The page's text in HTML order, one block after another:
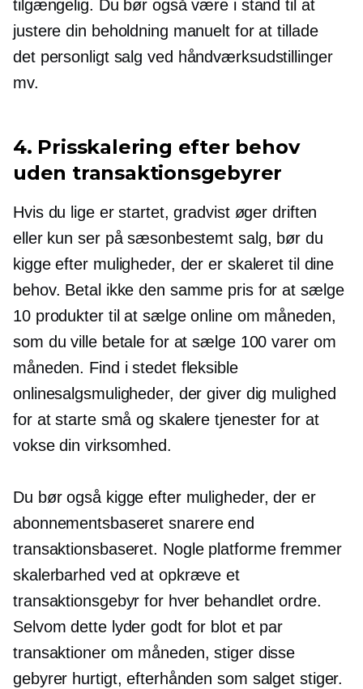
tilgængelig. Du bør også være i stand til at
justere din beholdning manuelt for at tillade
det personligtsalg ved håndværksudstillinger
mv.
4. Prisskalering efter behov
uden transaktionsgebyrer
Hvis du lige er startet, gradvist øger driften
eller kun ser på sæsonbestemt salg, bør du
kigge efter muligheder, der er skaleret til dine
behov. Betal ikke den samme pris for at sælge
10 produkter til at sælge online om måneden,
som du ville betale for at sælge 100 varer om
måneden. Find i stedet fleksible
onlinesalgsmuligheder, der giver dig mulighed
for at starte små og skalere tjenester for at
vokse din virksomhed.
Du bør også kigge efter muligheder, der er
abonnementsbaseret snarere end
transaktionsbaseret. Nogle platforme fremmer
skalerbarhed ved at opkræve et
transaktionsgebyr for hver behandlet ordre.
Selvom dette lyder godt for blot et par
transaktioner om måneden, stiger disse
gebyrer hurtigt, efterhånden som salget stiger.